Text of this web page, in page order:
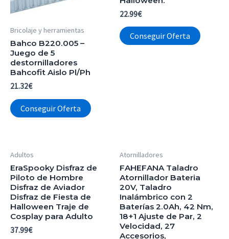
Bricolaje y herramientas
Bahco B220.005 –
Juego de 5
destornilladores
Bahcofit Aislo Pl/Ph
21.32€
Conseguir Oferta
22.99€
Conseguir Oferta
Adultos
EraSpooky Disfraz de
Piloto de Hombre
Disfraz de Aviador
Disfraz de Fiesta de
Halloween Traje de
Cosplay para Adulto
37.99€
Atornilladores
FAHEFANA Taladro
Atornillador Bateria
20V, Taladro
Inalámbrico con 2
Baterías 2.0Ah, 42 Nm,
18+1 Ajuste de Par, 2
Velocidad, 27
Accesorios,